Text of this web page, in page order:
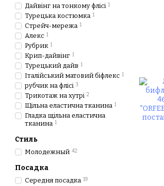
Дайвінг на тонкому флісі 1
Турецька костюмка 1
Стрейч-мережа 1
Алекс 1
Рубрик 1
Крип-дайвінг 1
Турецький дайв 1
Італійський матовий біфлекс 1
рубчик на флісі 3
Трикотаж на хутрі 2
Щільна еластична тканина 1
Гладка щільна еластична
тканина 1
Стиль
Молодежный 42
Посадка
Середня посадка 19